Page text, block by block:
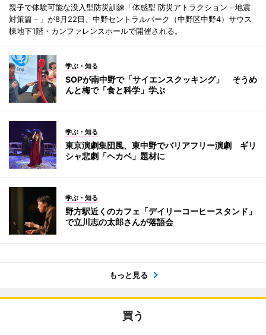
親子で体験可能な没入型防災訓練「体感型 防災アトラクション－地震
対策篇－」が8月22日、中野セントラルパーク（中野区中野4）サウス
棟地下1階・カンファレンスホールで開催される。
学ぶ・知る
SOPが南中野で「サイエンスクッキング」 そうめ
んと梅で「食と科学」学ぶ
学ぶ・知る
東京演劇集団風、東中野でバリアフリー演劇 ギリ
シャ悲劇「ヘカベ」題材に
学ぶ・知る
野方駅近くのカフェ「デイリーコーヒースタンド」
で立川志の太郎さんが落語会
もっと見る
買う